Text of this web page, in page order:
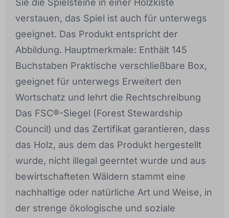
Sie die Spielsteine in einer Holzkiste
verstauen, das Spiel ist auch für unterwegs
geeignet. Das Produkt entspricht der
Abbildung. Hauptmerkmale: Enthält 145
Buchstaben Praktische verschließbare Box,
geeignet für unterwegs Erweitert den
Wortschatz und lehrt die Rechtschreibung
Das FSC®-Siegel (Forest Stewardship
Council) und das Zertifikat garantieren, dass
das Holz, aus dem das Produkt hergestellt
wurde, nicht illegal geerntet wurde und aus
bewirtschafteten Wäldern stammt eine
nachhaltige oder natürliche Art und Weise, in
der strenge ökologische und soziale